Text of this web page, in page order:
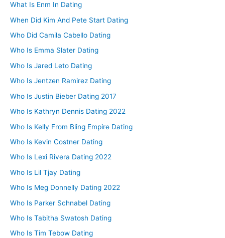
What Is Enm In Dating
When Did Kim And Pete Start Dating
Who Did Camila Cabello Dating
Who Is Emma Slater Dating
Who Is Jared Leto Dating
Who Is Jentzen Ramirez Dating
Who Is Justin Bieber Dating 2017
Who Is Kathryn Dennis Dating 2022
Who Is Kelly From Bling Empire Dating
Who Is Kevin Costner Dating
Who Is Lexi Rivera Dating 2022
Who Is Lil Tjay Dating
Who Is Meg Donnelly Dating 2022
Who Is Parker Schnabel Dating
Who Is Tabitha Swatosh Dating
Who Is Tim Tebow Dating